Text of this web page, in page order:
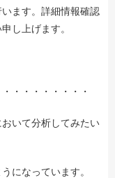
ます。詳細情報確認
し上げます。
・・・・・・・・
いて分析してみたい
になっています。